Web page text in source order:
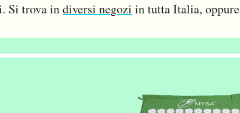
Si trova indiversi negozi in tutta Italia, oppure